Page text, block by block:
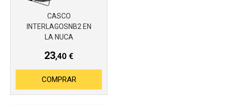
CASCO
INTERLAGOSNB2 EN
LA NUCA
23,40 €
COMPRAR